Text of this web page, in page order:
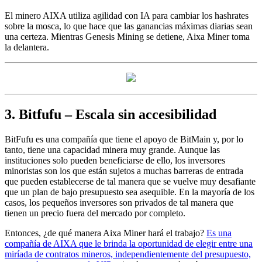
El minero AIXA utiliza agilidad con IA para cambiar los hashrates
sobre la mosca, lo que hace que las ganancias máximas diarias sean
una certeza. Mientras Genesis Mining se detiene, Aixa Miner toma
la delantera.
3. Bitfufu – Escala sin accesibilidad
BitFufu es una compañía que tiene el apoyo de BitMain y, por lo
tanto, tiene una capacidad minera muy grande. Aunque las
instituciones solo pueden beneficiarse de ello, los inversores
minoristas son los que están sujetos a muchas barreras de entrada
que pueden establecerse de tal manera que se vuelve muy desafiante
que un plan de bajo presupuesto sea asequible. En la mayoría de los
casos, los pequeños inversores son privados de tal manera que
tienen un precio fuera del mercado por completo.
Entonces, ¿de qué manera Aixa Miner hará el trabajo? Es una
compañía de AIXA que le brinda la oportunidad de elegir entre una
miríada de contratos mineros, independientemente del presupuesto,